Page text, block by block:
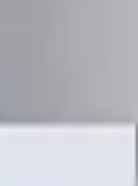
los más altos